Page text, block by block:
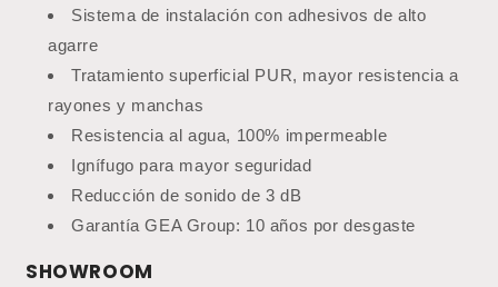
Sistema de instalación con adhesivos de alto
agarre
Tratamiento superficial PUR, mayor resistencia a
rayones y manchas
Resistencia al agua, 100% impermeable
Ignífugo para mayor seguridad
Reducción de sonido de 3 dB
Garantía GEA Group: 10 años por desgaste
SHOWROOM